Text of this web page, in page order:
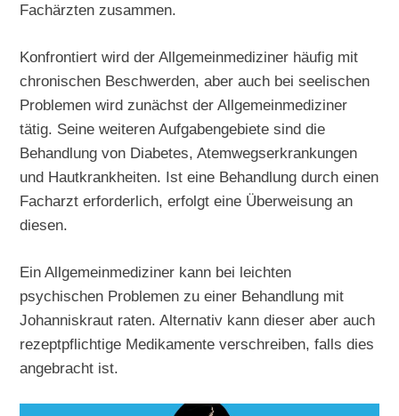
Fachärzten zusammen.
Konfrontiert wird der Allgemeinmediziner häufig mit
chronischen Beschwerden, aber auch bei seelischen
Problemen wird zunächst der Allgemeinmediziner
tätig. Seine weiteren Aufgabengebiete sind die
Behandlung von Diabetes, Atemwegserkrankungen
und Hautkrankheiten. Ist eine Behandlung durch einen
Facharzt erforderlich, erfolgt eine Überweisung an
diesen.
Ein Allgemeinmediziner kann bei leichten
psychischen Problemen zu einer Behandlung mit
Johanniskraut raten. Alternativ kann dieser aber auch
rezeptpflichtige Medikamente verschreiben, falls dies
angebracht ist.